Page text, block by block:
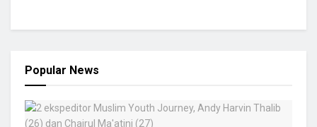
Popular News